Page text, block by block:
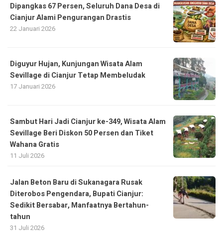
Dipangkas 67 Persen, Seluruh Dana Desa di
Cianjur Alami Pengurangan Drastis
22 Januari 2026
Diguyur Hujan, Kunjungan Wisata Alam
Sevillage di Cianjur Tetap Membeludak
17 Januari 2026
Sambut Hari Jadi Cianjur ke-349, Wisata Alam
Sevillage Beri Diskon 50 Persen dan Tiket
Wahana Gratis
11 Juli 2026
Jalan Beton Baru di Sukanagara Rusak
Diterobos Pengendara, Bupati Cianjur:
Sedikit Bersabar, Manfaatnya Bertahun-
tahun
31 Juli 2026